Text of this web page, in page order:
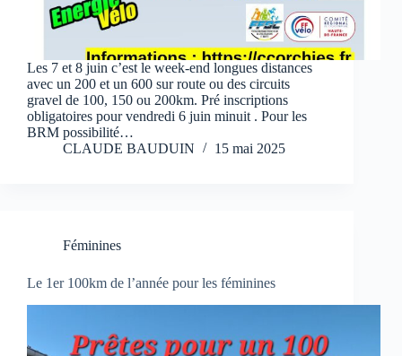
Les 7 et 8 juin c’est le week-end longues distances
avec un 200 et un 600 sur route ou des circuits
gravel de 100, 150 ou 200km. Pré inscriptions
obligatoires pour vendredi 6 juin minuit . Pour les
BRM possibilité…
CLAUDE BAUDUIN
15 mai 2025
Féminines
Le 1er 100km de l’année pour les féminines